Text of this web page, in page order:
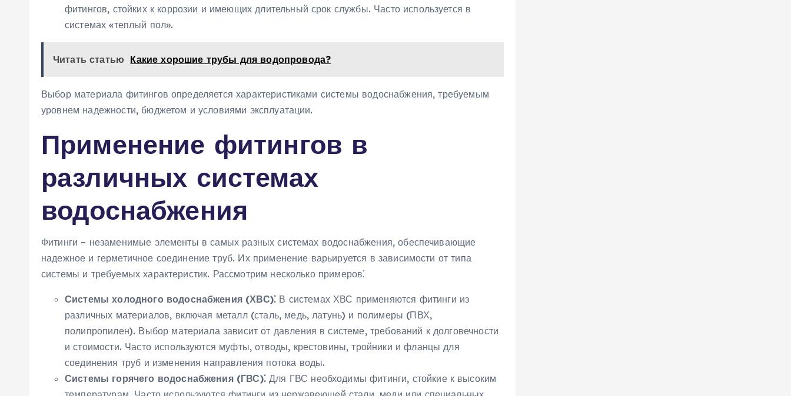
фитингов‚ стойких к коррозии и имеющих длительный срок службы. Часто используется в
системах «теплый пол».
Читать статью Какие хорошие трубы для водопровода?
Выбор материала фитингов определяется характеристиками системы водоснабжения‚ требуемым
уровнем надежности‚ бюджетом и условиями эксплуатации.
Применение фитингов в
различных системах
водоснабжения
Фитинги – незаменимые элементы в самых разных системах водоснабжения‚ обеспечивающие
надежное и герметичное соединение труб. Их применение варьируется в зависимости от типа
системы и требуемых характеристик. Рассмотрим несколько примеров⁚
Системы холодного водоснабжения (ХВС)⁚ В системах ХВС применяются фитинги из
различных материалов‚ включая металл (сталь‚ медь‚ латунь) и полимеры (ПВХ‚
полипропилен). Выбор материала зависит от давления в системе‚ требований к долговечности
и стоимости. Часто используются муфты‚ отводы‚ крестовины‚ тройники и фланцы для
соединения труб и изменения направления потока воды.
Системы горячего водоснабжения (ГВС)⁚Для ГВС необходимы фитинги‚ стойкие к высоким